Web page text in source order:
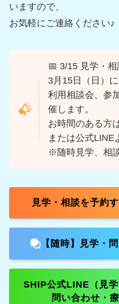
いますので、
お気軽にご連絡ください♪
📅 3/15 見学・相
3月15日（日）
利用相談会、参
催します。
お時間のある方
または公式LINE
※随時見学、相
見学・相談を予約
【随時】見学・
SHIP公式LINE（見
問い合わせ・